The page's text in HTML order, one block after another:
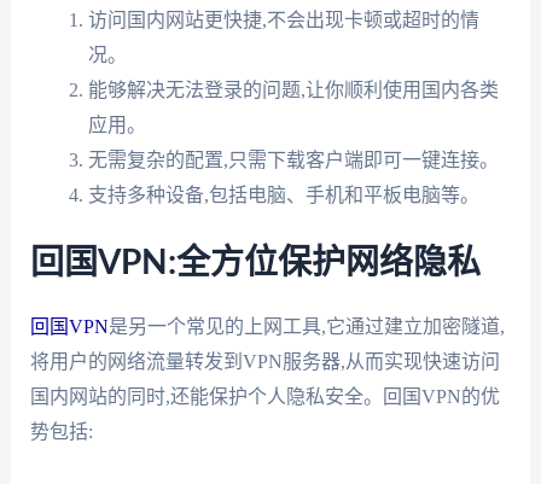
访问国内网站更快捷,不会出现卡顿或超时的情
况。
能够解决无法登录的问题,让你顺利使用国内各类
应用。
无需复杂的配置,只需下载客户端即可一键连接。
支持多种设备,包括电脑、手机和平板电脑等。
回国VPN:全方位保护网络隐私
回国VPN是另一个常见的上网工具,它通过建立加密隧道,
将用户的网络流量转发到VPN服务器,从而实现快速访问
国内网站的同时,还能保护个人隐私安全。回国VPN的优
势包括: